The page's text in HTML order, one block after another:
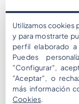
et de papier.
La planification
"Riddle Man"
des tâches
entre les
vous attaquer
chercher les
Utilizamos cookies
y para mostrarte
perfil elaborado
Puedes
"Configurar",
"Aceptar", o
más información
Cookies.